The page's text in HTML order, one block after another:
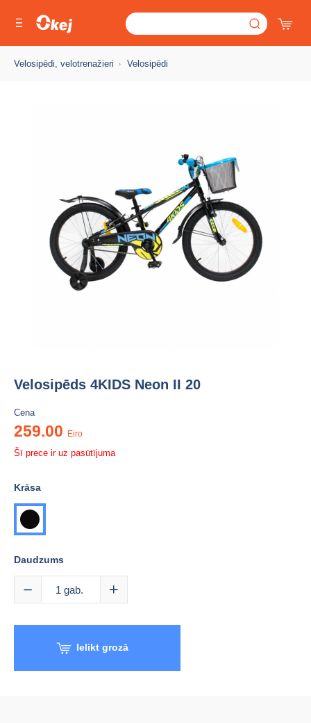
Velosipēdi, velotrenažieri Velosipēdi
Velosipēds 4KIDS Neon II 20
Cena
259.00 Eiro
Šī prece ir uz pasūtījuma
Krāsa
melna
Daudzums
1 gab.
Ielikt grozā